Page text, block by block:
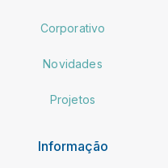
Corporativo
Novidades
Projetos
Informação